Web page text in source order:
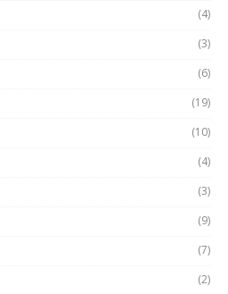
(4)
(3)
(6)
(19)
(10)
(4)
(3)
(9)
(7)
(2)